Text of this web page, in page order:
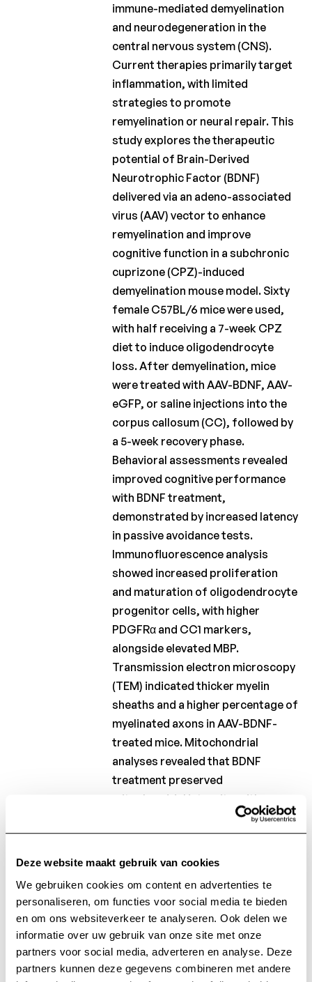
Deze website maakt gebruik van cookies
We gebruiken cookies om content en advertenties te
personaliseren, om functies voor social media te bieden
en om ons websiteverkeer te analyseren. Ook delen we
informatie over uw gebruik van onze site met onze
partners voor social media, adverteren en analyse. Deze
partners kunnen deze gegevens combineren met andere
Projectoproepen
Wetenschappelijke
nieuwsbrieven
immune-mediated demyelination
and neurodegeneration in the
central nervous system (CNS).
Current therapies primarily target
inflammation, with limited
strategies to promote
remyelination or neural repair. This
study explores the therapeutic
potential of Brain-Derived
Neurotrophic Factor (BDNF)
delivered via an adeno-associated
virus (AAV) vector to enhance
remyelination and improve
cognitive function in a subchronic
cuprizone (CPZ)-induced
demyelination mouse model. Sixty
female C57BL/6 mice were used,
with half receiving a 7-week CPZ
diet to induce oligodendrocyte
loss. After demyelination, mice
were treated with AAV-BDNF, AAV-
eGFP, or saline injections into the
corpus callosum (CC), followed by
a 5-week recovery phase.
Behavioral assessments revealed
improved cognitive performance
with BDNF treatment,
demonstrated by increased latency
in passive avoidance tests.
Immunofluorescence analysis
showed increased proliferation
and maturation of oligodendrocyte
progenitor cells, with higher
PDGFRα and CC1 markers,
alongside elevated MBP.
Transmission electron microscopy
(TEM) indicated thicker myelin
sheaths and a higher percentage of
myelinated axons in AAV-BDNF-
treated mice. Mitochondrial
analyses revealed that BDNF
treatment preserved
mitochondrial integrity, with
reduced swelling and improved
structural regularity. Inflammatory
markers showed no differences in
reduced astrocytic activation with
BDNF. These results demonstrate
that AAV-BDNF therapy enhances
remyelination, myelin integrity,
mitochondrial structure, and